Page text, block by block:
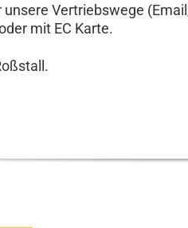
Vertriebswege
mit EC Karte.